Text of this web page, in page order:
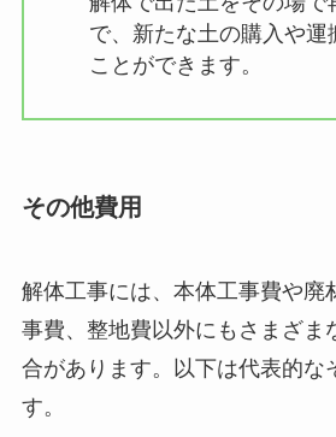
で、新たな土の購入や運
ことができます。
その他費用
解体工事には、本体工事費や廃
事費、整地費以外にもさまざま
合があります。以下は代表的な
す。